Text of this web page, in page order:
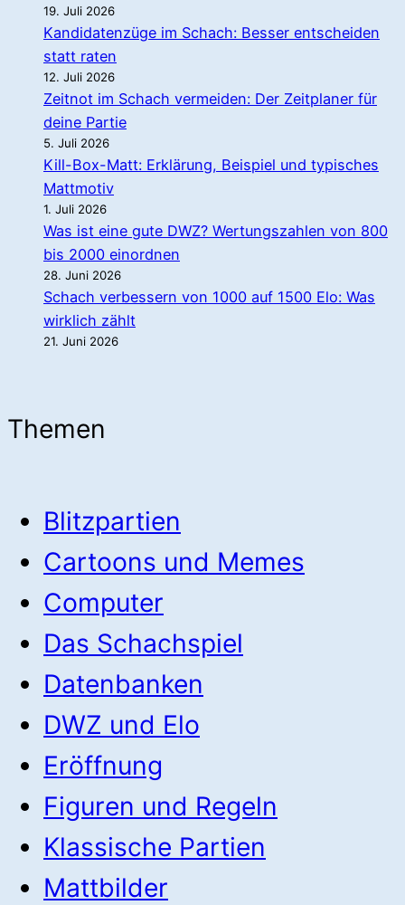
19. Juli 2026
Kandidatenzüge im Schach: Besser entscheiden
statt raten
12. Juli 2026
Zeitnot im Schach vermeiden: Der Zeitplaner für
deine Partie
5. Juli 2026
Kill-Box-Matt: Erklärung, Beispiel und typisches
Mattmotiv
1. Juli 2026
Was ist eine gute DWZ? Wertungszahlen von 800
bis 2000 einordnen
28. Juni 2026
Schach verbessern von 1000 auf 1500 Elo: Was
wirklich zählt
21. Juni 2026
Themen
Blitzpartien
Cartoons und Memes
Computer
Das Schachspiel
Datenbanken
DWZ und Elo
Eröffnung
Figuren und Regeln
Klassische Partien
Mattbilder